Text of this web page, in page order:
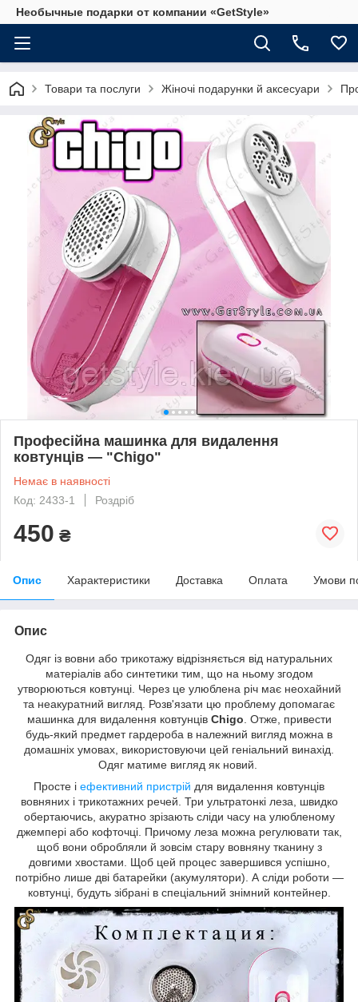
Необычные подарки от компании «GetStyle»
Товари та послуги Жіночі подарунки й аксесуари
Професійна машинка для видалення
ковтунців — "Chigo"
Немає в наявності
Код: 2433-1
Роздріб
450 ₴
Опис Характеристики Доставка Оплата Умови
Опис
Одяг із вовни або трикотажу відрізняється від натуральних
матеріалів або синтетики тим, що на ньому згодом
утворюються ковтунці. Через це улюблена річ має неохайний
та неакуратний вигляд. Розв'язати цю проблему допомагає
машинка для видалення ковтунців Chigo . Отже, привести
будь-який предмет гардероба в належний вигляд можна в
домашніх умовах, використовуючи цей геніальний винахід.
Одяг матиме вигляд як новий.
Просте і ефективний пристрій для видалення ковтунців
вовняних і трикотажних речей. Три ультратонкі леза, швидко
обертаючись, акуратно зрізають сліди часу на улюбленому
джемпері або кофточці. Причому леза можна регулювати так,
щоб вони обробляли й зовсім стару вовняну тканину з
довгими хвостами. Щоб цей процес завершився успішно,
потрібно лише дві батарейки (акумулятори). А сліди роботи —
ковтунці, будуть зібрані в спеціальний знімний контейнер.